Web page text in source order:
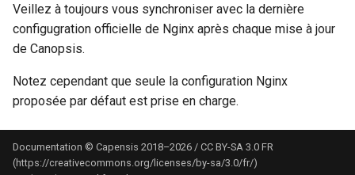
Veillez à toujours vous synchroniser avec la dernière
configugration officielle de Nginx après chaque mise à jour
de Canopsis.
Notez cependant que seule la configuration Nginx
proposée par défaut est prise en charge.
Documentation © Capensis 2018–2026 / CC BY-SA 3.0 FR
(https://creativecommons.org/licenses/by-sa/3.0/fr/)